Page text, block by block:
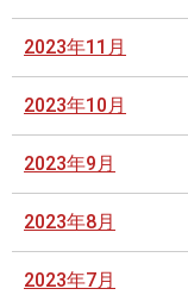
2023年11月
2023年10月
2023年9月
2023年8月
2023年7月